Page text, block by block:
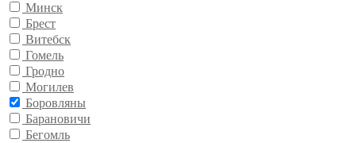
Минск
Брест
Витебск
Гомель
Гродно
Могилев
Боровляны
Барановичи
Бегомль